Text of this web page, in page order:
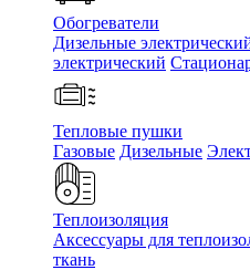
Обогреватели
Дизельные
электрический
Тепловые пушки
Газовые Дизельные
Теплоизоляция
Аксессуары для
ткань